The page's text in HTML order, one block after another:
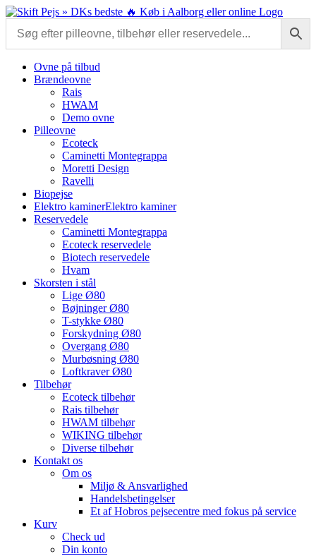
Skip
content
Ovne på tilbud
Brændeovne
Rais
HWAM
Demo ovne
Pilleovne
Ecoteck
Caminetti Montegrappa
Moretti Design
Ravelli
Biopejse
Elektro kaminerElektro kaminer
Reservedele
Caminetti Montegrappa
Ecoteck reservedele
Biotech reservedele
Hvam
Skorsten i stål
Lige Ø80
Bøjninger Ø80
T-stykke Ø80
Forskydning Ø80
Overgang Ø80
Murbøsning Ø80
Loftkraver Ø80
Tilbehør
Ecoteck tilbehør
Rais tilbehør
HWAM tilbehør
WIKING tilbehør
Diverse tilbehør
Kontakt os
Om os
Miljø & Ansvarlighed
Handelsbetingelser
Et af Hobros pejsecentre med fokus på service
Kurv
Check ud
Din konto